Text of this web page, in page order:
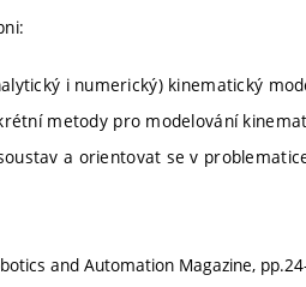
i numerický) kinematický
metody pro modelování
a orientovat se v
and Automation Magazine,